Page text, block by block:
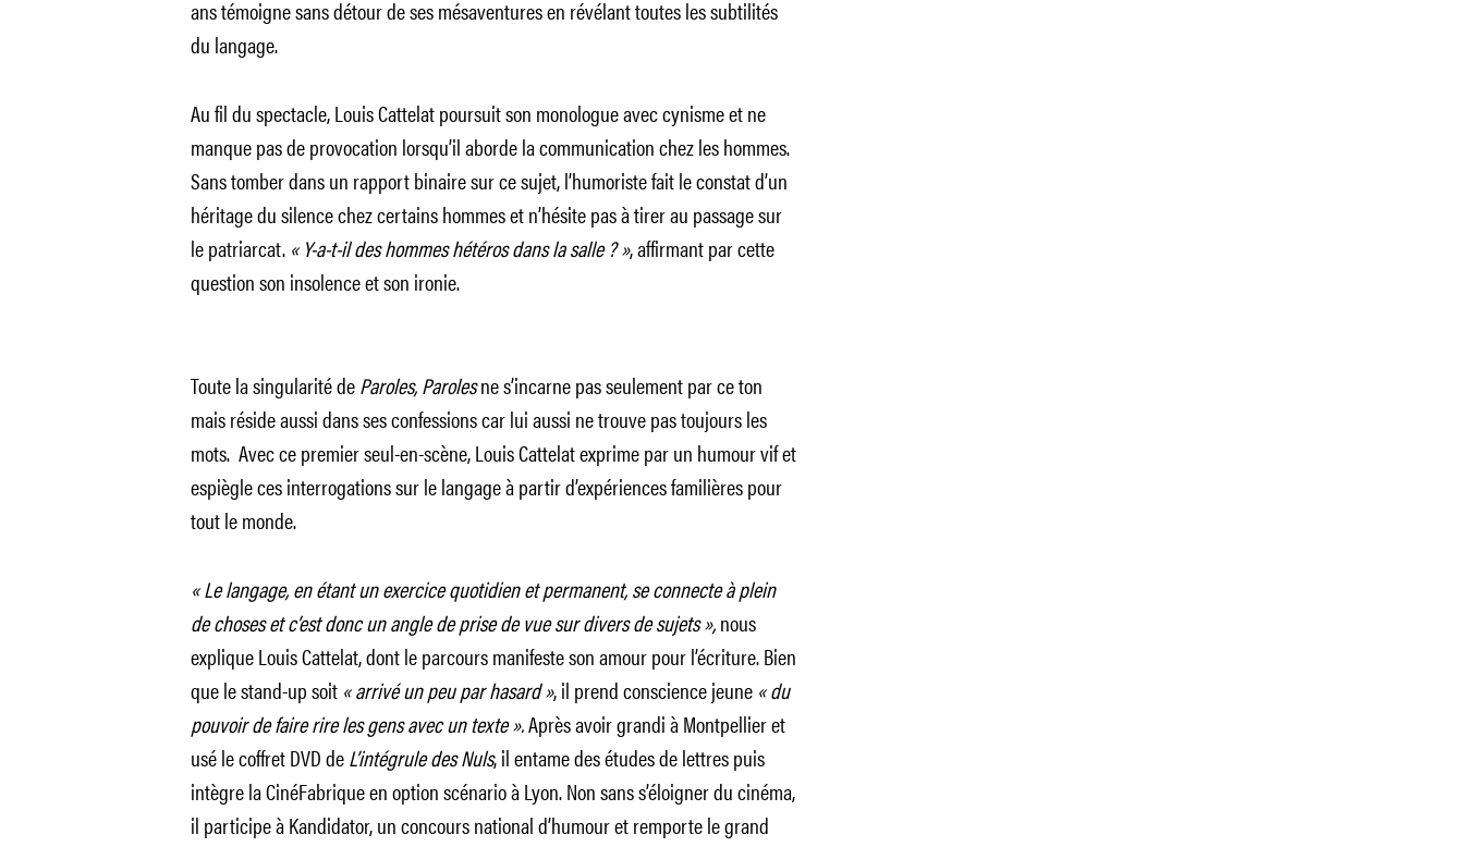
ans témoigne sans détour de ses mésaventures en révélant toutes les subtilités
du langage.
Au fil du spectacle, Louis Cattelat poursuit son monologue avec cynisme et ne
manque pas de provocation lorsqu’il aborde la communication chez les hommes.
Sans tomber dans un rapport binaire sur ce sujet, l’humoriste fait le constat d’un
héritage du silence chez certains hommes et n’hésite pas à tirer au passage sur
le patriarcat. « Y-a-t-il des hommes hétéros dans la salle ? », affirmant par cette
question son insolence et son ironie.
Toute la singularité deParoles, Parolesne s’incarne pas seulement par ce ton
mais réside aussi dans ses confessions car lui aussi ne trouve pas toujours les
mots. Avec ce premier seul-en-scène, Louis Cattelat exprime par un humour vif et
espiègle ces interrogations sur le langage à partir d’expériences familières pour
tout le monde.
« Le langage, en étant un exercice quotidien et permanent, se connecte à plein
de choses et c’est donc un angle de prise de vue sur divers de sujets »,nous
explique Louis Cattelat, dont le parcours manifeste son amour pour l’écriture. Bien
que le stand-up soit « arrivé un peu par hasard », il prend conscience jeune « du
pouvoir de faire rire les gens avec un texte ».Après avoir grandi à Montpellier et
usé le coffret DVD deL’intégrule des Nuls, il entame des études de lettres puis
intègre la CinéFabrique en option scénario à Lyon. Non sans s’éloigner du cinéma,
il participe à Kandidator, un concours national d’humour et remporte le grand